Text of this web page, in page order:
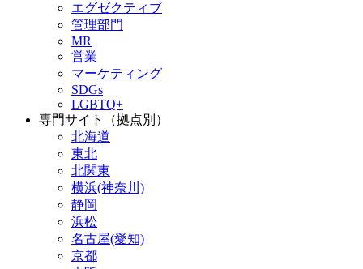
エグゼクティブ
管理部門
MR
営業
マーケティング
SDGs
LGBTQ+
専門サイト（拠点別）
北海道
東北
北関東
横浜(神奈川)
静岡
浜松
名古屋(愛知)
京都